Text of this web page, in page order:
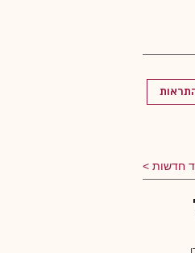
חדשות